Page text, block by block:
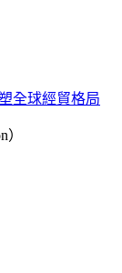
全球經貿格局